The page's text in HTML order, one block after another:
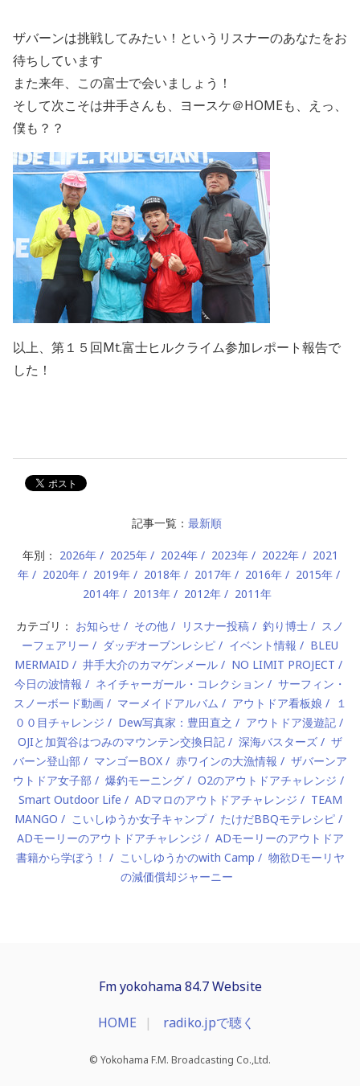
ザバーンは挑戦してみたい！というリスナーのあなたをお
待ちしています
また来年、この富士で会いましょう！
そして次こそは井手さんも、ヨースケ＠HOMEも、えっ、
僕も？？
以上、第１５回Mt.富士ヒルクライム参加レポート報告で
した！
記事一覧： 最新順
年別： 2026年 2025年 2024年 2023年 2022年
2021
年
2020年 2019年 2018年 2017年 2016年
2015年
2014年
2013年 2012年 2011年
カテゴリ： お知らせ その他 リスナー投稿 釣り博士
スノ
ーフェアリー
ダッヂオーブンレシピ イベント情報
BLEU
MERMAID
井手大介のカマゲンメール
NO LIMIT PROJECT
今日の波情報
ネイチャーガール・コレクション
サーフィン・
スノーボード動画
マーメイドアルバム アウトドア看板娘
１
００目チャレンジ
Dew写真家：豊田直之
アウトドア漫遊記
OJIと加賀谷はつみのマウンテン交換日記
深海バスターズ
ザ
バーン登山部
マンゴーBOX 赤ワインの大漁情報
ザバーンア
ウトドア女子部
爆釣モーニング
O2のアウトドアチャレンジ
Smart Outdoor Life
ADマロのアウトドアチャレンジ
TEAM
MANGO
こいしゆうか女子キャンプ
たけだBBQモテレシピ
ADモーリーのアウトドアチャレンジ
ADモーリーのアウトドア
書籍から学ぼう！
こいしゆうかのwith Camp
物欲Dモーリヤ
の減価償却ジャーニー
Fm yokohama 84.7 Website
HOME radiko.jpで聴く
© Yokohama F.M. Broadcasting Co.,Ltd.